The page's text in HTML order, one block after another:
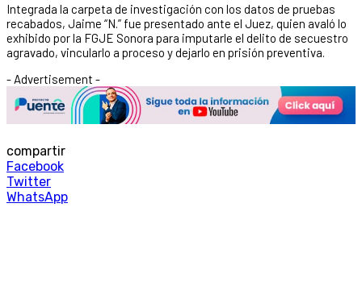
Integrada la carpeta de investigación con los datos de pruebas
recabados, Jaime “N.” fue presentado ante el Juez, quien avaló lo
exhibido por la FGJE Sonora para imputarle el delito de secuestro
agravado, vincularlo a proceso y dejarlo en prisión preventiva.
- Advertisement -
compartir
Facebook
Twitter
WhatsApp